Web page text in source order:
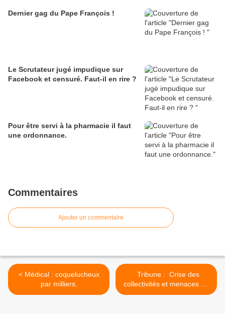
Dernier gag du Pape François !
Le Scrutateur jugé impudique sur
Facebook et censuré. Faut-il en rire ?
Pour être servi à la pharmacie il faut
une ordonnance.
Commentaires
Ajouter un commentaire
< Médical : coquelucheux
par milliers.
Tribune : Crise des
collectivités et menaces de
blocage du BTP,